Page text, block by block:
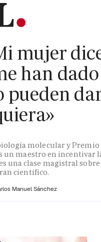
mujer
han dado
pueden
molecular y Premio
un maestro en incentivar
una clase magistral sobre
científico.
Manuel Sánchez